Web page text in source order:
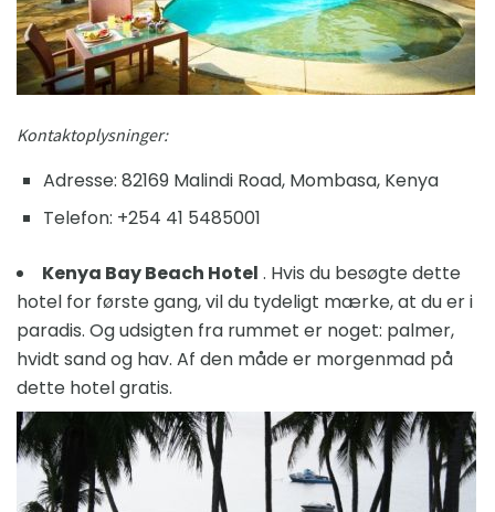
Kontaktoplysninger:
Adresse: 82169 Malindi Road, Mombasa, Kenya
Telefon: +254 41 5485001
Kenya Bay Beach Hotel . Hvis du besøgte dette
hotel for første gang, vil du tydeligt mærke, at du er i
paradis. Og udsigten fra rummet er noget: palmer,
hvidt sand og hav. Af den måde er morgenmad på
dette hotel gratis.